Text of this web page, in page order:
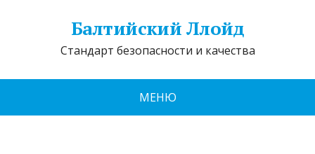
Балтийский Ллойд
Стандарт безопасности и качества
МЕНЮ